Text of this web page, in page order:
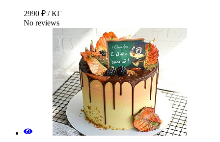
2990 ₽ / КГ
No reviews